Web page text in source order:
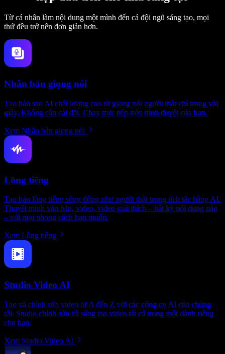
Từ cá nhân làm nội dung một mình đến cả đội ngũ sáng tạo, mọi
thứ đều trở nên đơn giản hơn.
Nhân bản giọng nói
Tạo bản sao AI chất lượng cao từ giọng nói người thật chỉ trong vài
giây. Không cần cài đặt. Chạy trực tiếp trên trình duyệt của bạn.
Xem Nhân bản giọng nói
Lồng tiếng
Tạo bản lồng tiếng sống động như người thật trong tích tắc bằng AI.
Thuyết minh văn bản, video, video giải thích – bất kỳ nội dung nào
– với mọi phong cách bạn muốn.
Xem Lồng tiếng
Studio Video AI
Tạo và chỉnh sửa video từ A đến Z với các công cụ AI của chúng
tôi. Studio chỉnh sửa và sáng tạo video tất cả trong một dành riêng
cho bạn.
Xem Studio Video AI